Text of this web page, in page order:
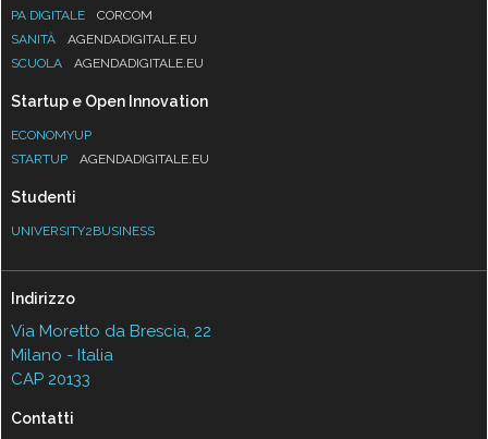
PA DIGITALE
CORCOM
SANITÀ
AGENDADIGITALE.EU
SCUOLA
AGENDADIGITALE.EU
Startup e Open Innovation
ECONOMYUP
STARTUP
AGENDADIGITALE.EU
Studenti
UNIVERSITY2BUSINESS
Indirizzo
Via Moretto da Brescia, 22
Milano - Italia
CAP 20133
Contatti